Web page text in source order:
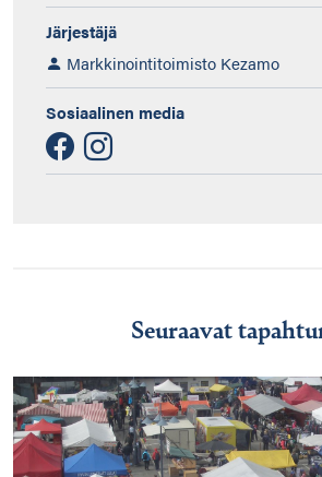
Järjestäjä
Markkinointitoimisto Kezamo
Sosiaalinen media
Seuraavat